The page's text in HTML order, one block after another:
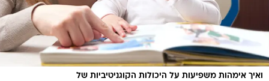
ואיך אימהות משפיעות על היכולות הקוגניטיביות של